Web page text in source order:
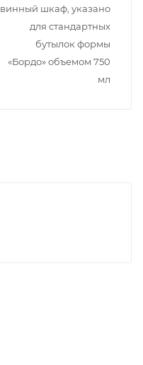
винный шкаф, указано
для стандартных
бутылок формы
«Бордо» объемом 750
мл